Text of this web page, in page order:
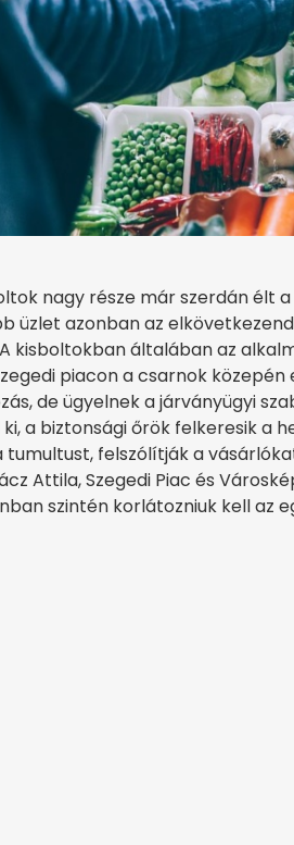
nagy része már szerdán élt
üzlet azonban az
kisboltokban általában az
piacon a csarnok
de ügyelnek a járványügyi
a biztonsági őrök felkeresik a
tumultust, felszólítják a
Attila, Szegedi Piac és
szintén korlátozniuk kell az